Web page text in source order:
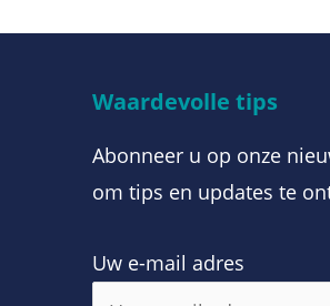
Waardevolle tips
Abonneer u op onze
om tips en updates te
Uw e-mail adres